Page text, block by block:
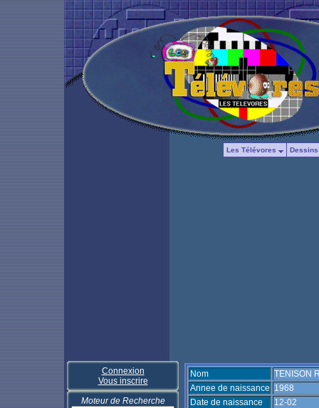
Les Télévores
Connexion
Vous inscrire
Moteur de Recherche
Nom
TENISON
Annee de naissance 1968
Date de naissance
12-02